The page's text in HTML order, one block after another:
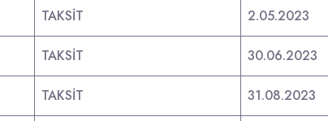
TAKSİT 2.05.2023
TAKSİT 30.06.2023
TAKSİT 31.08.2023